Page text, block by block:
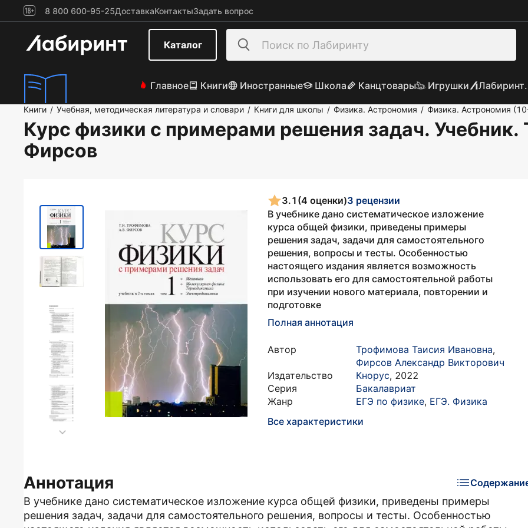
8 800 600-95-25ДоставкаКонтактыЗадать вопрос
Каталог
Главное Книги Иностранные Школа Канцтовары Игрушки
Книги / Учебная, методическая литература и словари / Книги для школы / Физика. Астрономия / Физика. Астрономия
Курс физики с примерами решения задач. Учебник.
Фирсов
3.1 (4 оценки)3 рецензии
В учебнике дано систематическое изложение
курса общей физики, приведены примеры
решения задач, задачи для самостоятельного
решения, вопросы и тесты. Особенностью
настоящего издания является возможность
использовать его для самостоятельной работы
при изучении нового материала, повторении и
подготовке
Полная аннотация
Автор Трофимова Таисия Ивановна,
Фирсов Александр Викторович
Издательство
Кнорус, 2022
Серия
Бакалавриат
Жанр
ЕГЭ по физике, ЕГЭ. Физика
Все характеристики
Аннотация
В учебнике дано систематическое изложение курса общей физики, приведены примеры
решения задач, задачи для самостоятельного решения, вопросы и тесты. Особенностью